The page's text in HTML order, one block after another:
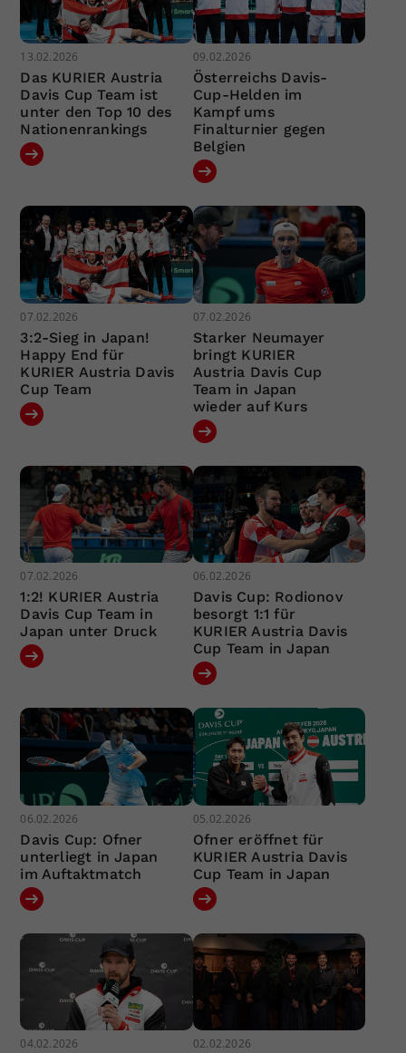
13.02.2026
Das KURIER Austria
Davis Cup Team ist
unter den Top 10 des
Nationenrankings
09.02.2026
Österreichs Davis-
Cup-Helden im
Kampf ums
Finalturnier gegen
Belgien
07.02.2026
3:2-Sieg in Japan!
Happy End für
KURIER Austria Davis
Cup Team
07.02.2026
Starker Neumayer
bringt KURIER
Austria Davis Cup
Team in Japan
wieder auf Kurs
07.02.2026
1:2! KURIER Austria
Davis Cup Team in
Japan unter Druck
06.02.2026
Davis Cup: Rodionov
besorgt 1:1 für
KURIER Austria Davis
Cup Team in Japan
06.02.2026
Davis Cup: Ofner
unterliegt in Japan
im Auftaktmatch
05.02.2026
Ofner eröffnet für
KURIER Austria Davis
Cup Team in Japan
04.02.2026 02.02.2026